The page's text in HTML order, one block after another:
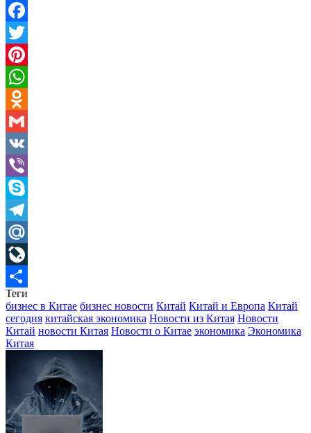
Facebook
Twitter
Pinterest
WhatsApp
Odnoklassniki
Gmail
VK
Viber
Skype
Telegram
Mail.Ru
LiveJournal
Отправить
Теги
бизнес в Китае бизнес новости Китай Китай и Европа Китай
сегодня китайская экономика Новости из Китая Новости
Китай новости Китая Новости о Китае экономика Экономика
Китая